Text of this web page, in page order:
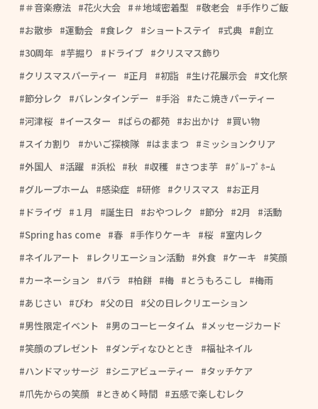
＃音楽療法
花火大会 ＃地域密着型 敬老会
手作りご飯
お散歩
運動会 食レク ショートステイ 式典
創立
30周年
芋掘り ドライブ
クリスマス飾り
クリスマスパーティー
正月 初詣 生け花展示会
文化祭
節分レク
バレンタインデー 手浴
たこ焼きパーティー
河津桜
イースター ばらの都苑 お出かけ
買い物
スイカ割り
かいご探検隊 はままつ
ミッションクリア
外国人
活躍 浜松 秋 収穫 さつま芋
ｸﾞﾙｰﾌﾟﾎｰﾑ
グループホーム
感染症 研修 クリスマス
お正月
ドライヴ
１月 誕生日 おやつレク 節分 2月
活動
Spring has come
春 手作りケーキ 桜
室内レク
ネイルアート
レクリエーション活動 外食 ケーキ
笑顔
カーネーション
バラ 柏餅 梅 とうもろこし
梅雨
あじさい
びわ 父の日
父の日レクリエーション
男性限定イベント
男のコーヒータイム
メッセージカード
笑顔のプレゼント
ダンディなひととき
福祉ネイル
ハンドマッサージ
シニアビューティー
タッチケア
爪先からの笑顔
ときめく時間
五感で楽しむレク